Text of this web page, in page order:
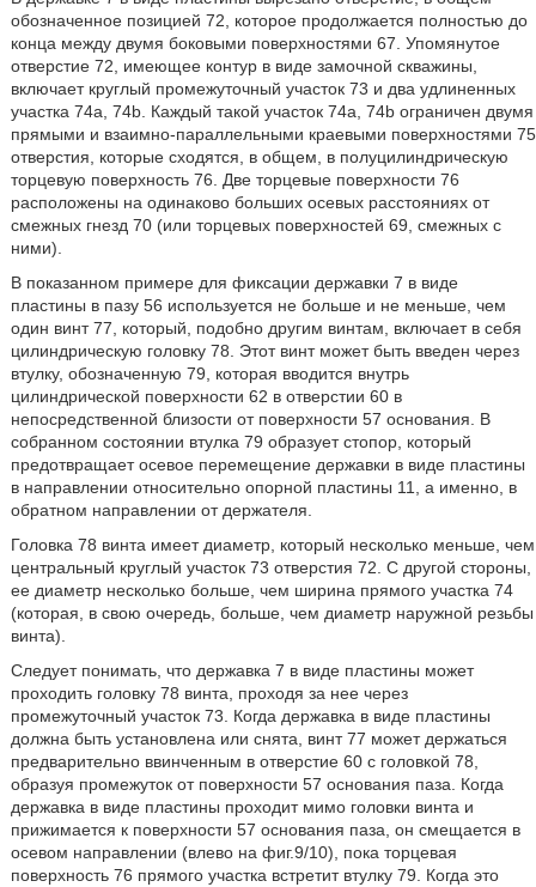
обозначенное позицией 72, которое продолжается полностью до
конца между двумя боковыми поверхностями 67. Упомянутое
отверстие 72, имеющее контур в виде замочной скважины,
включает круглый промежуточный участок 73 и два удлиненных
участка 74a, 74b. Каждый такой участок 74а, 74b ограничен двумя
прямыми и взаимно-параллельными краевыми поверхностями 75
отверстия, которые сходятся, в общем, в полуцилиндрическую
торцевую поверхность 76. Две торцевые поверхности 76
расположены на одинаково больших осевых расстояниях от
смежных гнезд 70 (или торцевых поверхностей 69, смежных с
ними).
В показанном примере для фиксации державки 7 в виде
пластины в пазу 56 используется не больше и не меньше, чем
один винт 77, который, подобно другим винтам, включает в себя
цилиндрическую головку 78. Этот винт может быть введен через
втулку, обозначенную 79, которая вводится внутрь
цилиндрической поверхности 62 в отверстии 60 в
непосредственной близости от поверхности 57 основания. В
собранном состоянии втулка 79 образует стопор, который
предотвращает осевое перемещение державки в виде пластины
в направлении относительно опорной пластины 11, а именно, в
обратном направлении от держателя.
Головка 78 винта имеет диаметр, который несколько меньше, чем
центральный круглый участок 73 отверстия 72. С другой стороны,
ее диаметр несколько больше, чем ширина прямого участка 74
(которая, в свою очередь, больше, чем диаметр наружной резьбы
винта).
Следует понимать, что державка 7 в виде пластины может
проходить головку 78 винта, проходя за нее через
промежуточный участок 73. Когда державка в виде пластины
должна быть установлена или снята, винт 77 может держаться
предварительно ввинченным в отверстие 60 с головкой 78,
образуя промежуток от поверхности 57 основания паза. Когда
державка в виде пластины проходит мимо головки винта и
прижимается к поверхности 57 основания паза, он смещается в
осевом направлении (влево на фиг.9/10), пока торцевая
поверхность 76 прямого участка встретит втулку 79. Когда это